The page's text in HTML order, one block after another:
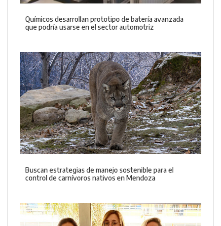
Químicos desarrollan prototipo de batería avanzada
que podría usarse en el sector automotriz
Buscan estrategias de manejo sostenible para el
control de carnívoros nativos en Mendoza